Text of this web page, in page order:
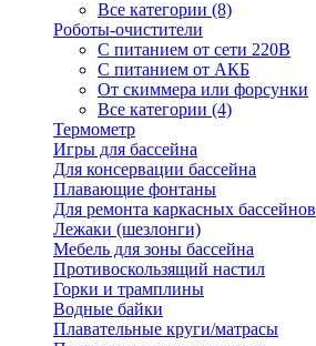
Все категории (8)
Роботы-очистители
С питанием от сети 220В
С питанием от АКБ
От скиммера или форсунки
Все категории (4)
Термометр
Игры для бассейна
Для консервации бассейна
Плавающие фонтаны
Для ремонта каркасных бассейнов
Лежаки (шезлонги)
Мебель для зоны бассейна
Противоскользящий настил
Горки и трамплины
Водные байки
Плавательные круги/матрасы